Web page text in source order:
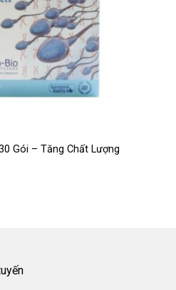
Gói – Tăng Chất Lượng